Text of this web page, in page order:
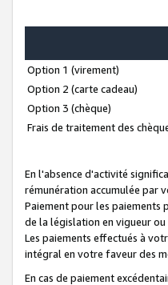
Option 1 (virement)
Option 2 (carte cadeau)
Option 3 (chèque)
Frais de traitement des
En l'absence d'activité
rémunération accumulée par
Paiement pour les paiements
de la législation en vigueur
Les paiements effectués à
intégral en votre faveur des
En cas de paiement